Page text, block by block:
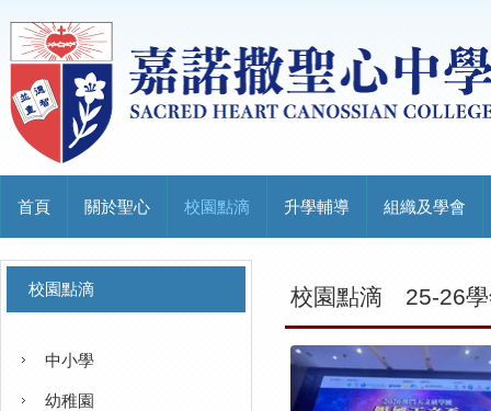
首頁 關於聖心 校園點滴 升學輔導 組織及學會
校園點滴
中小學
幼稚園
校園點滴 25-26